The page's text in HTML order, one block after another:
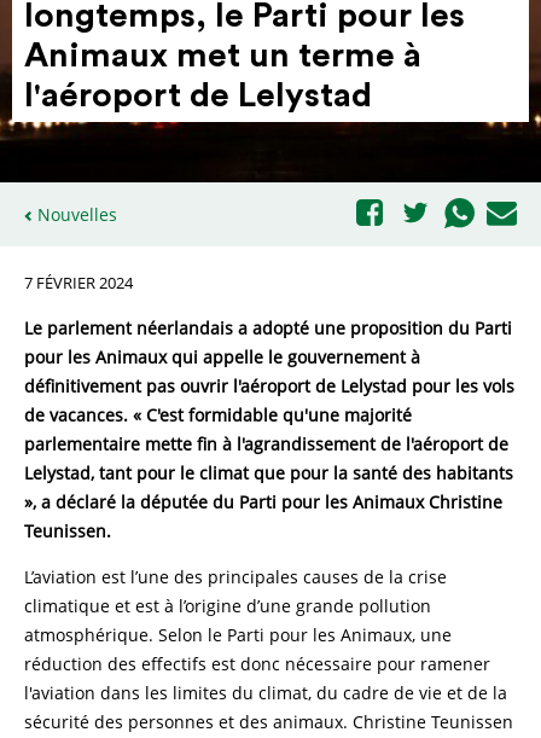
longtemps, le Parti pour les
Animaux met un terme à
l'aéroport de Lelystad
Nouvelles
7 FÉVRIER 2024
Le parlement néerlandais a adopté une proposition du Parti
pour les Animaux qui appelle le gouvernement à
définitivement pas ouvrir l'aéroport de Lelystad pour les vols
de vacances. « C'est formidable qu'une majorité
parlementaire mette fin à l'agrandissement de l'aéroport de
Lelystad, tant pour le climat que pour la santé des habitants
», a déclaré la députée du Parti pour les Animaux Christine
Teunissen.
L’aviation est l’une des principales causes de la crise
climatique et est à l’origine d’une grande pollution
atmosphérique. Selon le Parti pour les Animaux, une
réduction des effectifs est donc nécessaire pour ramener
l'aviation dans les limites du climat, du cadre de vie et de la
sécurité des personnes et des animaux. Christine Teunissen